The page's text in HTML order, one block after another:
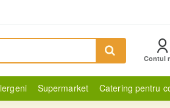
Contul
Supermarket Catering pentru